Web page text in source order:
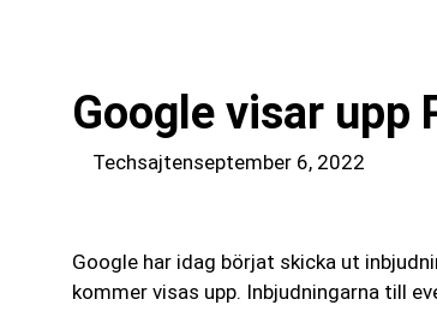
Google visar upp
Techsajtenseptember 6, 2022
Google har idag börjat skicka ut
kommer visas upp. Inbjudningarna till